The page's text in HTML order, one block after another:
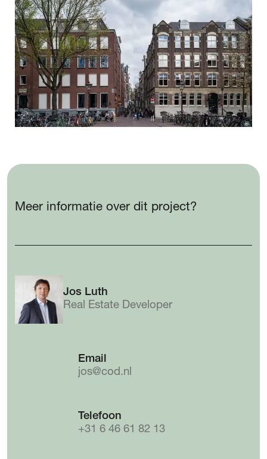
Meer informatie over dit project?
Jos Luth
Real Estate Developer
Email
jos@cod.nl
Telefoon
+31 6 46 61 82 13